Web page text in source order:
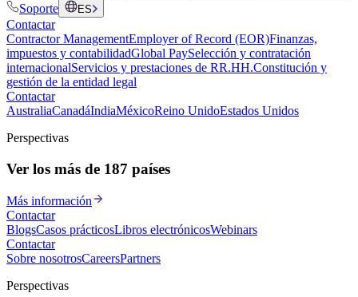
Soporte ES
Contactar
Contractor ManagementEmployer of Record (EOR)Finanzas,
impuestos y contabilidadGlobal PaySelección y contratación
internacionalServicios y prestaciones de RR.HH.Constitución y
gestión de la entidad legal
Contactar
AustraliaCanadáIndiaMéxicoReino UnidoEstados Unidos
Perspectivas
Ver los más de 187 países
Más información
Contactar
BlogsCasos prácticosLibros electrónicosWebinars
Contactar
Sobre nosotrosCareersPartners
Perspectivas